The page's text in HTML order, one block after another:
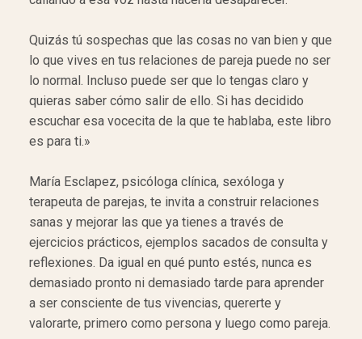
Quizás tú sospechas que las cosas no van bien y que
lo que vives en tus relaciones de pareja puede no ser
lo normal. Incluso puede ser que lo tengas claro y
quieras saber cómo salir de ello. Si has decidido
escuchar esa vocecita de la que te hablaba, este libro
es para ti.»
María Esclapez, psicóloga clínica, sexóloga y
terapeuta de parejas, te invita a construir relaciones
sanas y mejorar las que ya tienes a través de
ejercicios prácticos, ejemplos sacados de consulta y
reflexiones. Da igual en qué punto estés, nunca es
demasiado pronto ni demasiado tarde para aprender
a ser consciente de tus vivencias, quererte y
valorarte, primero como persona y luego como pareja.